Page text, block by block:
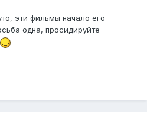
эти фильмы начало его
одна, просидируйте